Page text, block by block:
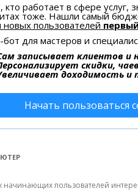
кто работает в сфере
тоже. Нашли самый
новых пользователей
бот для мастеров и
записывает клиентов и
скидки,
доходимость
Начать пользоваться
начинающих пользователей